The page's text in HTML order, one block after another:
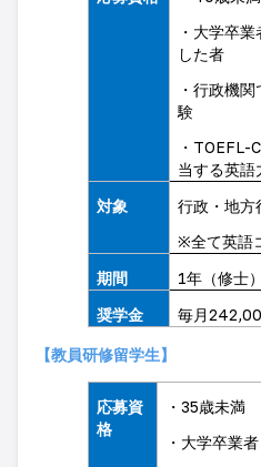
・大学卒
した者
・行政機関
験
・ TOEFL-
当する英語
対象
行政・地方
※全て英語
期間
1年（修士）
奨学金
毎月
【教員研修留学生】
応募資
格
・35歳未満
・大学卒業